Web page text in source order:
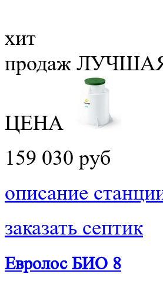
хит
продаж
ЦЕНА
159 030 руб
описание
заказать септик
Евролос БИО 8